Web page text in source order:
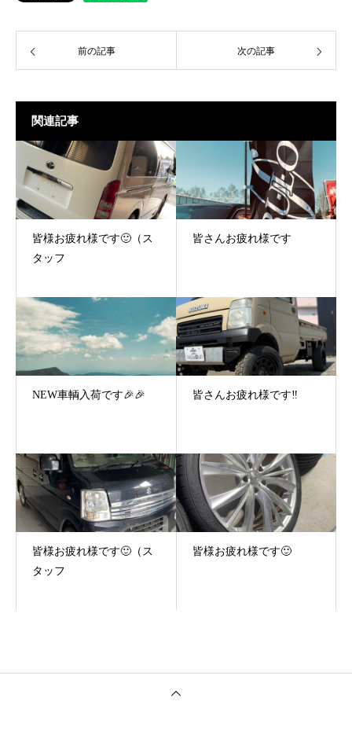
前の記事 次の記事
関連記事
皆様お疲れ様です🙂（ス
タッフ
皆さんお疲れ様です
NEW車輌入荷です🎉🎉 皆さんお疲れ様です‼️
皆様お疲れ様です🙂（ス
タッフ
皆様お疲れ様です🙂